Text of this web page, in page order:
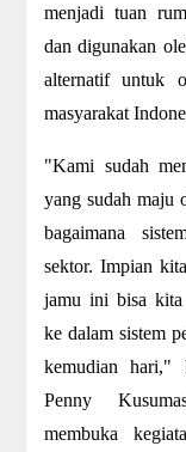
menjadi tuan
dan digunakan
alternatif untuk
masyarakat
"Kami sudah
yang sudah maju
bagaimana
sektor. Impian
jamu ini bisa kita
ke dalam sistem
kemudian hari,"
Penny
membuka